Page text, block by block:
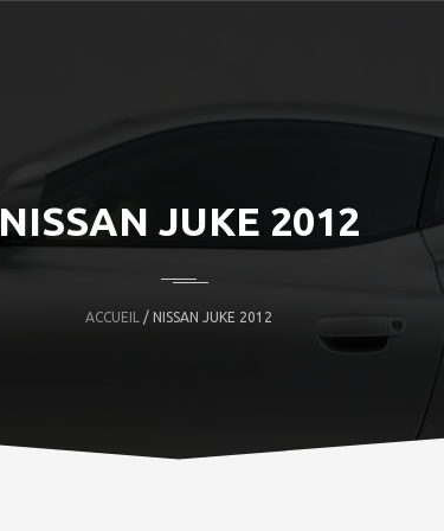
NISSAN JUKE 2012
ACCUEIL / NISSAN JUKE 2012